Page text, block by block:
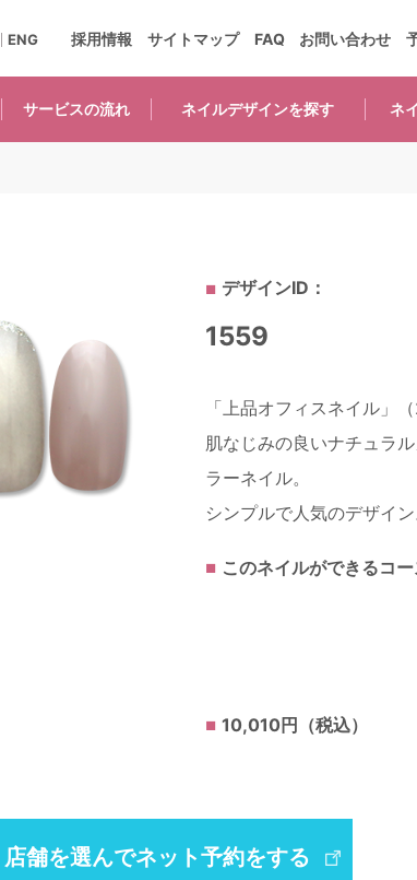
サービスの流れ ネイルデザインを探す ネ
採用情報 サイトマップ FAQ お問い合わせ
ENG
デザインID：
1559
「上品オフィスネイル」
肌なじみの良いナチュラ
ラーネイル。
シンプルで人気のデザイ
このネイルができるコ
10,010円（税込）
店舗を選んでネット予約をする